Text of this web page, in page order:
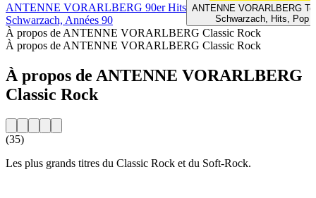
ANTENNE VORARLBERG 90er Hits
Schwarzach, Années 90
ANTENNE VORARLBERG
Schwarzach, Hits, Pop
À propos de ANTENNE VORARLBERG Classic Rock
À propos de ANTENNE VORARLBERG Classic Rock
À propos de ANTENNE VORARLBERG
Classic Rock
(35)
Les plus grands titres du Classic Rock et du Soft-Rock.